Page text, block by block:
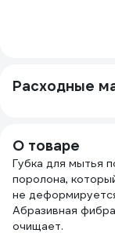
Расходные
О товаре
Губка для мытья
поролона,
не
Абразивная
очищает.